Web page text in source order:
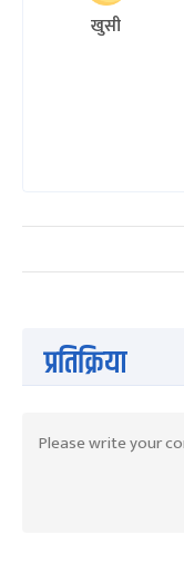
खुसी
प्रतिक्रिया